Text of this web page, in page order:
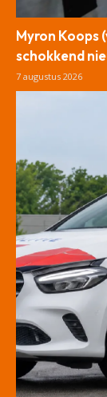
Myron Koops
schokkend
7 augustus 2026